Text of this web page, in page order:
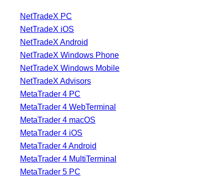
NetTradeX PC
NetTradeX iOS
NetTradeX Android
NetTradeX Windows Phone
NetTradeX Windows Mobile
NetTradeX Advisors
MetaTrader 4 PC
MetaTrader 4 WebTerminal
MetaTrader 4 macOS
MetaTrader 4 iOS
MetaTrader 4 Android
MetaTrader 4 MultiTerminal
MetaTrader 5 PC